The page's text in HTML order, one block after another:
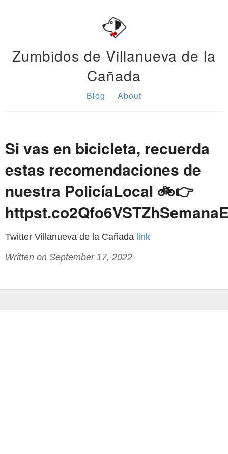
Zumbidos de Villanueva de la
Cañada
Blog About
Si vas en bicicleta, recuerda
estas recomendaciones de
nuestra PolicíaLocal 🚲👉
Twitter Villanueva de la Cañada link
Written on September 17, 2022